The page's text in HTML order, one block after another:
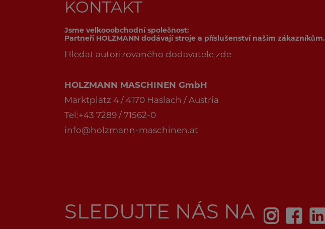
KONTAKT
Jsme velkooobchodní společnost:
Partneři HOLZMANN dodávají stroje a příslušenství našim zákazníkům.
Hledat autorizovaného dodavatele zde
HOLZMANN MASCHINEN GmbH
Marktplatz 4 / 4170 Haslach / Austria
Tel:+43 7289 / 71562-0
info@holzmann-maschinen.at
SLEDUJTE NÁS NA